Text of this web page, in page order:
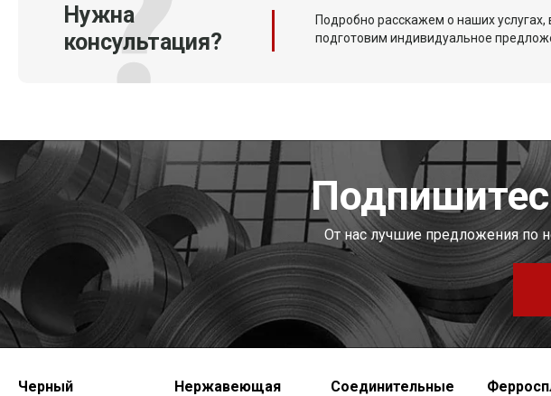
Нужна
консультация?
Подробно расскажем о наших
подготовим индивидуальное
От нас лучшие предложения по
Черный
Нержавеющая
Соединительные